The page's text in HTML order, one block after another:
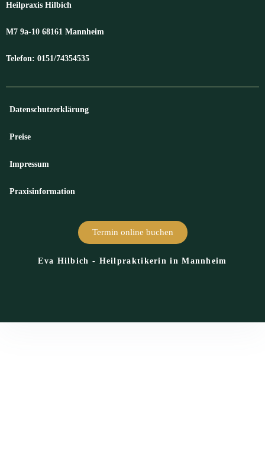
Heilpraxis Hilbich
M7 9a-10 68161 Mannheim
Telefon: 0151/74354535
Datenschutzerklärung
Preise
Impressum
Praxisinformation
Termin online buchen
Eva Hilbich - Heilpraktikerin in Mannheim